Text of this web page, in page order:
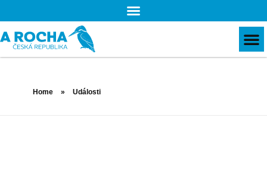
Home » Události